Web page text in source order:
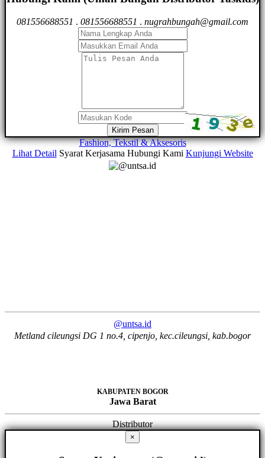
081556688551 . 081556688551 . nugrahbungah@gmail.com
Kirim Pesan
Fashion, Tekstil & Aksesoris
Lihat Detail Syarat Kerjasama Hubungi Kami Kunjungi Website
@untsa.id
Metland cileungsi DG 1 no.4, cipenjo, kec.cileungsi, kab.bogor
KABUPATEN BOGOR
Jawa Barat
Distributor
×